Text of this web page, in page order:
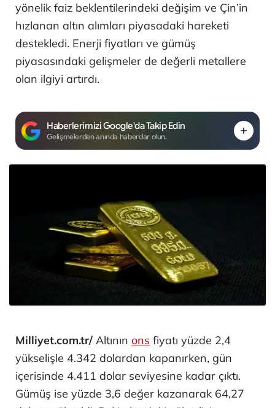
yönelik faiz beklentilerindeki değişim ve Çin’in
hızlanan altın alımları piyasadaki hareketi
destekledi. Enerji fiyatları ve gümüş
piyasasındaki gelişmeler de değerli metallere
olan ilgiyi artırdı.
Haberlerimizi Google'da Takip Edin
Gelişmelerden anında haberdar olun.
Milliyet.com.tr/ Altının ons fiyatı yüzde 2,4
yükselişle 4.342 dolardan kapanırken, gün
içerisinde 4.411 dolar seviyesine kadar çıktı.
Gümüş ise yüzde 3,6 değer kazanarak 64,27